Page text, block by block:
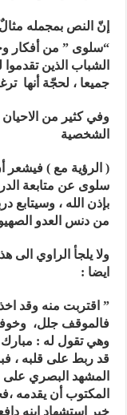
إنّ النص بمجمله
“سلوى ” من أفكار
الشباب الذين
جميعا ، لحجّة أنها
وفيكثير من
الشخصية
( الرؤية مع ) فيشعر
سلوى عن متابعة
بإذن الله ،
من دنس العدو
ولا يلجأ الراوي
ايضا :
” اقتربت منه وقد
فالموقف جلل،
وهي تقول له : مبارك
قد ربط على قلبه ،
المشهد البصري
المكتوب أن يقدمه
خبر استشهاد ابنه